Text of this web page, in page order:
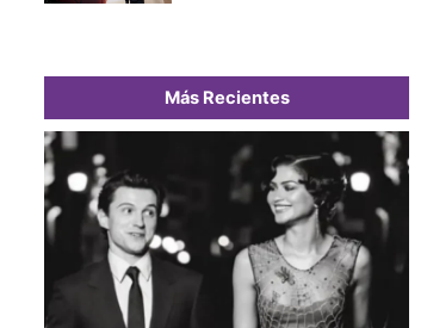
Más Recientes